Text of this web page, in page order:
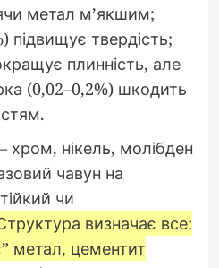
метал м’якшим;
підвищує твердість;
плинність, але
(0,02–0,2%) шкодить
нікель, молібден
чавун на
чи
визначає все:
метал, цементит